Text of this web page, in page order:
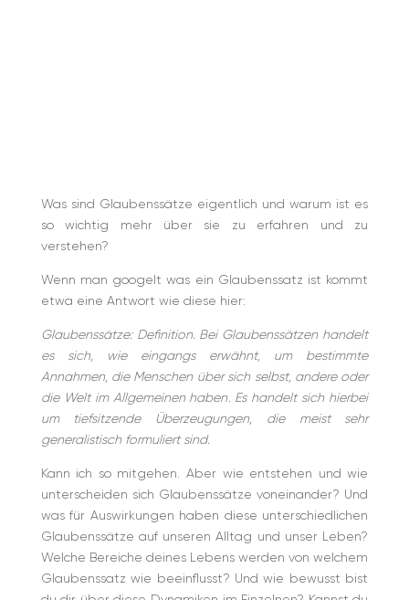
Was sind Glaubenssätze eigentlich und warum ist es
so wichtig mehr über sie zu erfahren und zu
verstehen?
Wenn man googelt was ein Glaubenssatz ist kommt
etwa eine Antwort wie diese hier:
Glaubenssätze: Definition. Bei Glaubenssätzen handelt
es sich, wie eingangs erwähnt, um bestimmte
Annahmen, die Menschen über sich selbst, andere oder
die Welt im Allgemeinen haben. Es handelt sich hierbei
um tiefsitzende Überzeugungen, die meist sehr
generalistisch formuliert sind.
Kann ich so mitgehen. Aber wie entstehen und wie
unterscheiden sich Glaubenssätze voneinander? Und
was für Auswirkungen haben diese unterschiedlichen
Glaubenssätze auf unseren Alltag und unser Leben?
Welche Bereiche deines Lebens werden von welchem
Glaubenssatz wie beeinflusst? Und wie bewusst bist